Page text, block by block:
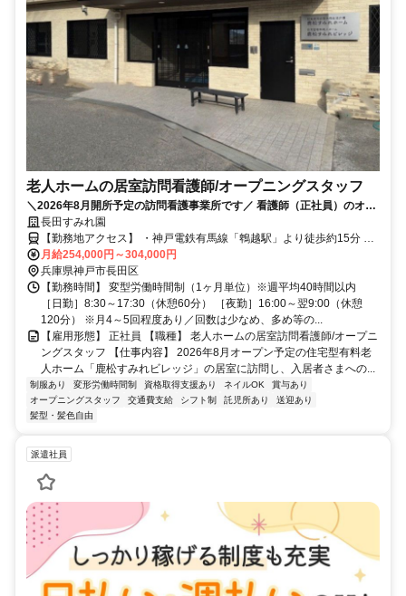
老人ホームの居室訪問看護師/オープニングスタッフ
＼2026年8月開所予定の訪問看護事業所です／ 看護師（正社員）のオー
プニング募集！みんな一緒のスタートで安心＊
長田すみれ園
【勤務地アクセス】 ・神戸電鉄有馬線「鵯越駅」より徒歩約15分 ・
各線「新開地駅」より車で約13分 ＼「高速長田駅」から無料送迎バ
スあり／ 〇車・バイク・自転車通勤OK（無料駐車場あり）
月給254,000円～304,000円
兵庫県神戸市長田区
【勤務時間】 変型労働時間制（1ヶ月単位）※週平均40時間以内
［日勤］8:30～17:30（休憩60分） ［夜勤］16:00～翌9:00（休憩
120分） ※月4～5回程度あり／回数は少なめ、多め等の...
【雇用形態】 正社員 【職種】 老人ホームの居室訪問看護師/オープニ
ングスタッフ 【仕事内容】 2026年8月オープン予定の住宅型有料老
人ホーム「鹿松すみれビレッジ」の居室に訪問し、入居者さまへの...
制服あり 変形労働時間制 資格取得支援あり ネイルOK
賞与あり
オープニングスタッフ
交通費支給 シフト制 託児所あり
送迎あり
髪型・髪色自由
派遣社員